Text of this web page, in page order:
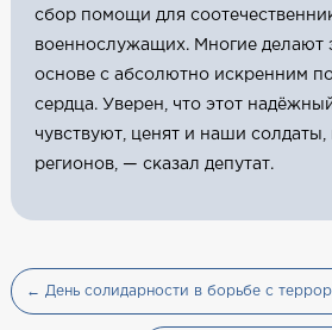
сбор помощи для
военнослужащих. Многие делают
основе с абсолютно искренним
сердца. Уверен, что этот
чувствуют, ценят и наши
регионов, — сказал депутат.
← День солидарности в борьбе с